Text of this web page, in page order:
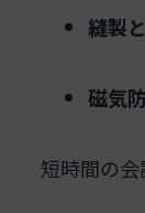
縫製
磁気
短時間の